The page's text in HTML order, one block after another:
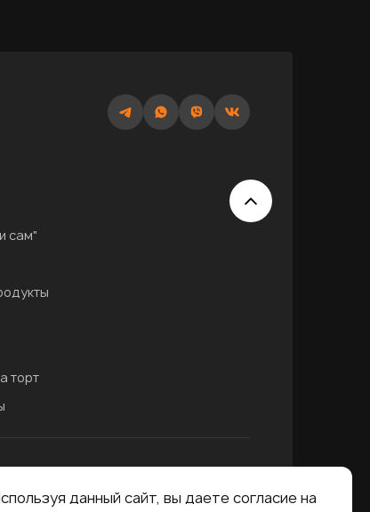
сам"
торт
данный сайт, вы даете согласие на